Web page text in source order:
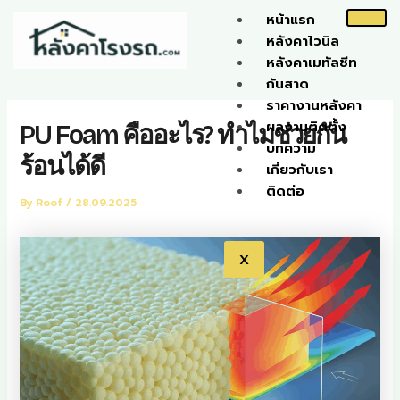
content
หน้าแรก
หลังคาไวนิล
หลังคาเมทัลชีท
กันสาด
ราคางานหลังคา
ผลงานติดตั้ง
บทความ
เกี่ยวกับเรา
ติดต่อ
X
PU Foam คืออะไร? ทำไมช่วยกัน
ร้อนได้ดี
By Roof/ 28.09.2025